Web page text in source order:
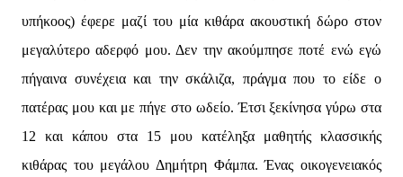
υπήκοος) έφερε μαζί του μία κιθάρα ακουστική δώρο στον
μεγαλύτερο αδερφό μου. Δεν την ακούμπησε ποτέ ενώ εγώ
πήγαινα συνέχεια και την σκάλιζα, πράγμα που το είδε ο
πατέρας μου και με πήγε στο ωδείο. Έτσι ξεκίνησα γύρω στα
12 και κάπου στα 15 μου κατέληξα μαθητής κλασσικής
κιθάρας του μεγάλου Δημήτρη Φάμπα. Ένας οικογενειακός